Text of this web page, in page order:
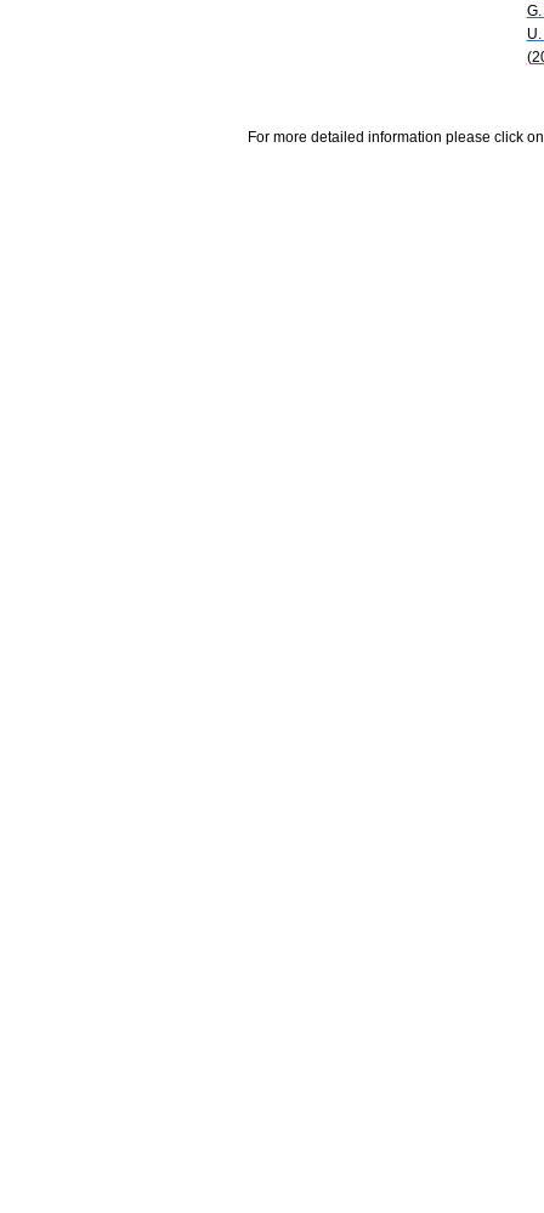
For more detailed information please click